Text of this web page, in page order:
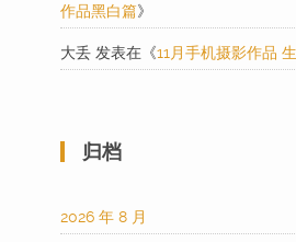
作品黑白篇》
大丢 发表在《11月手机摄影作品
归档
2026 年 8 月